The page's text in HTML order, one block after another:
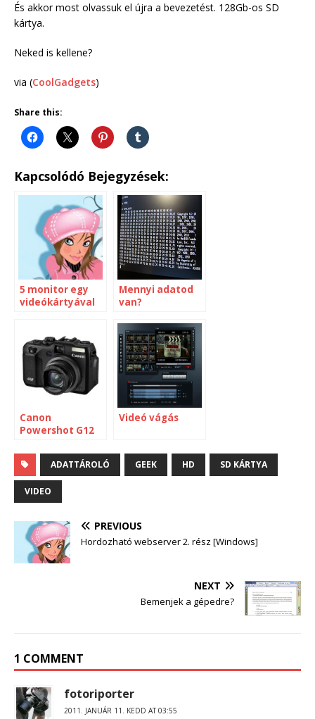
És akkor most olvassuk el újra a bevezetést. 128Gb-os SD
kártya.
Neked is kellene?
via (CoolGadgets)
Share this:
Kapcsolódó Bejegyzések:
5 monitor egy
videókártyával
Mennyi adatod
van?
Canon
Powershot G12
P7000
Videó vágás
ADATTÁROLÓ GEEK HD SD KÁRTYA
VIDEO
PREVIOUS
Hordozható webserver 2. rész [Windows]
NEXT
Bemenjek a gépedre?
1 COMMENT
fotoriporter
2011. JANUÁR 11. KEDD AT 03:55